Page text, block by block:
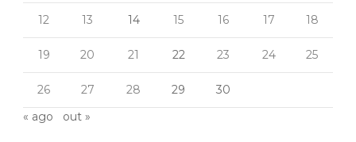
12 13 14 15 16 17 18
19 20 21 22 23 24 25
26 27 28 29
30
« ago
out »